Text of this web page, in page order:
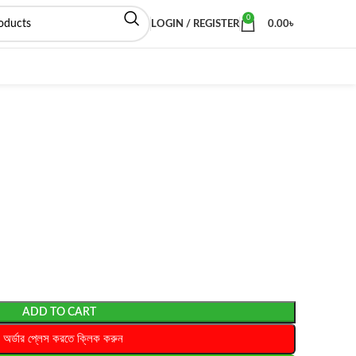
LOGIN / REGISTER
0
0.00৳
ADD TO CART
অর্ডার প্লেস করতে ক্লিক করুন